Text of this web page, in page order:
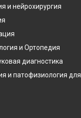
и нейрохирургия
и Ортопедия
диагностика
и патофизиология для